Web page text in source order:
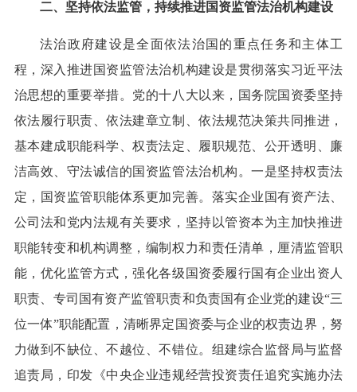
二、坚持依法监管，持续推进国资监管法治机构建设
法治政府建设是全面依法治国的重点任务和主体工
程，深入推进国资监管法治机构建设是贯彻落实习近平法
治思想的重要举措。党的十八大以来，国务院国资委坚持
依法履行职责、依法建章立制、依法规范决策共同推进，
基本建成职能科学、权责法定、履职规范、公开透明、廉
洁高效、守法诚信的国资监管法治机构。一是坚持权责法
定，国资监管职能体系更加完善。落实企业国有资产法、
公司法和党内法规有关要求，坚持以管资本为主加快推进
职能转变和机构调整，编制权力和责任清单，厘清监管职
能，优化监管方式，强化各级国资委履行国有企业出资人
职责、专司国有资产监管职责和负责国有企业党的建设“三
位一体”职能配置，清晰界定国资委与企业的权责边界，努
力做到不缺位、不越位、不错位。组建综合监督局与监督
追责局，印发《中央企业违规经营投资责任追究实施办法